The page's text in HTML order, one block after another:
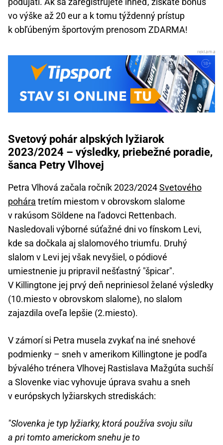
vo výške až 20 eur a k tomu týždenný prístup
k obľúbeným športovým prenosom ZDARMA!
Svetový pohár alpských lyžiarok
2023/2024 – výsledky, priebežné poradie,
šanca Petry Vlhovej
Petra Vlhová začala ročník 2023/2024Svetového
pohára tretím miestom v obrovskom slalome
v rakúsom Söldene na ľadovci Rettenbach.
Nasledovali výborné súťažné dni vo fínskom Levi,
kde sa dočkala aj slalomového triumfu. Druhý
slalom v Levi jej však nevyšiel, o pódiové
umiestnenie ju pripravil nešťastný "špicar".
V Killingtone jej prvý deň nepriniesol želané výsledky
(10.miesto v obrovskom slalome), no slalom
zajazdila oveľa lepšie (2.miesto).
V zámorí si Petra musela zvykať na iné snehové
podmienky – sneh v amerikom Killingtone je podľa
bývalého trénera Vlhovej Rastislava Mažgúta suchší
a Slovenke viac vyhovuje úprava svahu a sneh
v európskych lyžiarskych strediskách:
"Slovenka je typ lyžiarky, ktorá používa svoju silu
a pri tomto americkom snehu je to